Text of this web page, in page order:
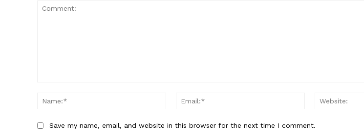
Name:*
Email:*
Save my name, email, and website in this browser for the next time I comment.